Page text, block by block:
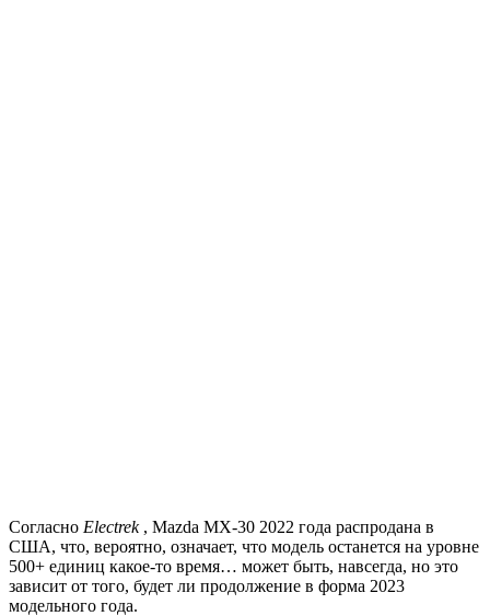
Согласно Electrek, Mazda MX-30 2022 года распродана в
США, что, вероятно, означает, что модель останется на уровне
500+ единиц какое-то время… может быть, навсегда, но это
зависит от того, будет ли продолжение в форма 2023
модельного года.